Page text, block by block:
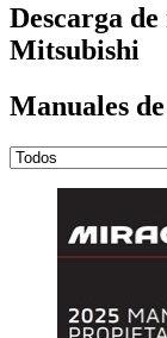
Descarga
Mitsubishi
Manuales